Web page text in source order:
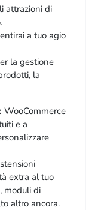
attrazioni di
a tuo agio
la gestione
la
WooCommerce
e a
extra al tuo
moduli di
altro ancora.